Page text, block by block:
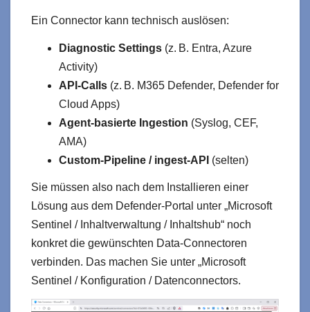
Ein Connector kann technisch auslösen:
Diagnostic Settings (z. B. Entra, Azure
Activity)
API‑Calls (z. B. M365 Defender, Defender for
Cloud Apps)
Agent‑basierte Ingestion (Syslog, CEF,
AMA)
Custom‑Pipeline / ingest‑API (selten)
Sie müssen also nach dem Installieren einer
Lösung aus dem Defender-Portal unter „Microsoft
Sentinel / Inhaltverwaltung / Inhaltshub“ noch
konkret die gewünschten Data-Connectoren
verbinden. Das machen Sie unter „Microsoft
Sentinel / Konfiguration / Datenconnectors.